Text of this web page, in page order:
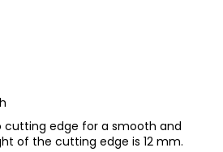
cutting edge for a smooth and
of the cutting edge is 12 mm.